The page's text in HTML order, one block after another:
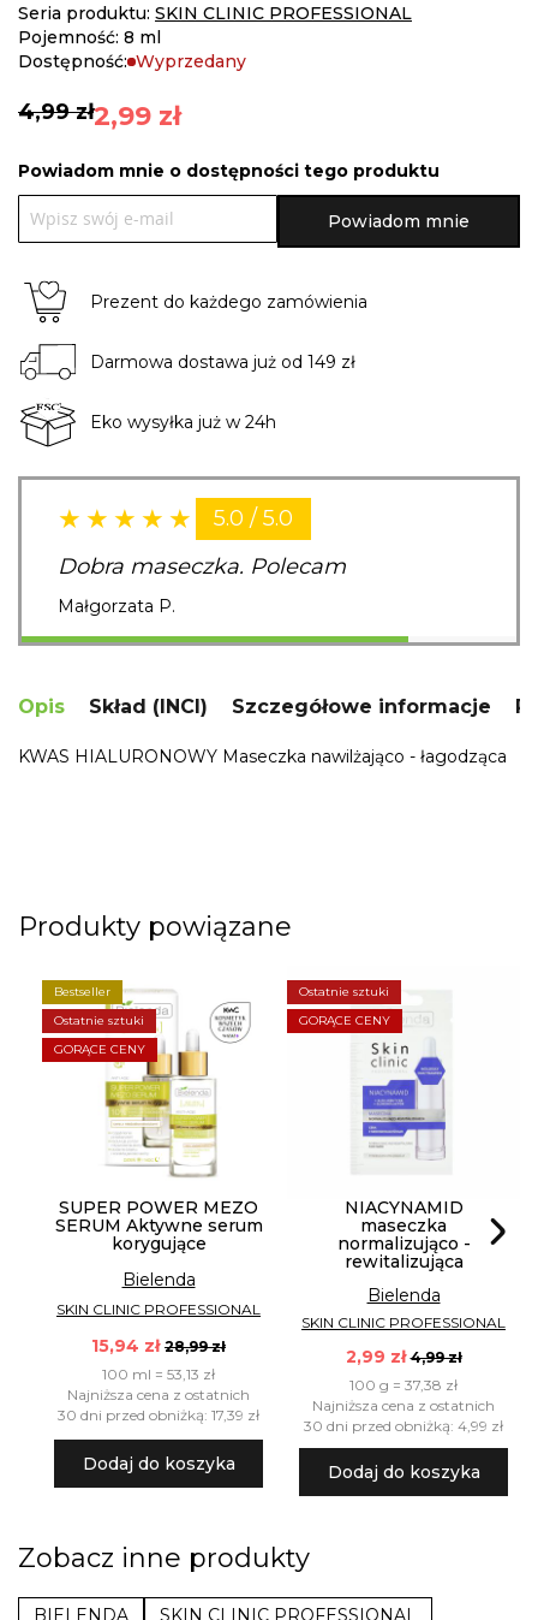
images
gallery
Seria produktu: SKIN CLINIC PROFESSIONAL
Pojemność: 8 ml
Dostępność: Wyprzedany
2,99 zł
4,99 zł
Powiadom mnie o dostępności tego produktu
Powiadom mnie
Prezent do każdego zamówienia
Darmowa dostawa już od 149 zł
Eko wysyłka już w 24h
5.0 / 5.0
Dobra maseczka. Polecam
Małgorzata P.
Opis Skład (INCI) Szczegółowe informacje
KWAS HIALURONOWY Maseczka nawilżająco - łagodząca
Produkty powiązane
Bestseller
Ostatnie sztuki
GORĄCE CENY
SUPER POWER MEZO
SERUM Aktywne serum
korygujące
Bielenda
SKIN CLINIC PROFESSIONAL
15,94 zł 28,99 zł
100 ml = 53,13 zł
Najniższa cena z ostatnich
30 dni przed obniżką: 17,39 zł
Dodaj do koszyka
Ostatnie sztuki
GORĄCE CENY
NIACYNAMID
maseczka
normalizująco -
rewitalizująca
Bielenda
SKIN CLINIC PROFESSIONAL
2,99 zł 4,99 zł
100 g = 37,38 zł
Najniższa cena z ostatnich
30 dni przed obniżką: 4,99 zł
Dodaj do koszyka
Zobacz inne produkty
BIELENDA SKIN CLINIC PROFESSIONAL